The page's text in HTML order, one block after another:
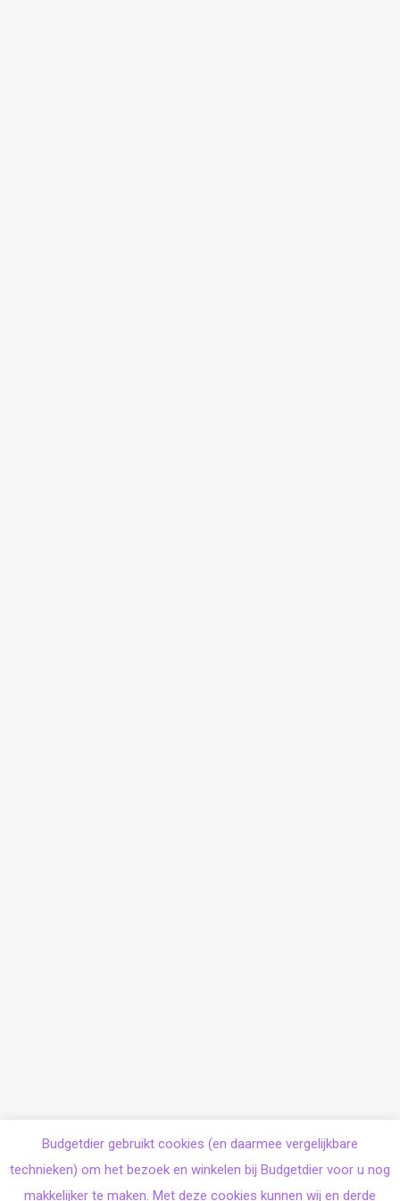
Budgetdier gebruikt cookies (en daarmee vergelijkbare
technieken) om het bezoek en winkelen bij Budgetdier voor u nog
makkelijker te maken. Met deze cookies kunnen wij en derde